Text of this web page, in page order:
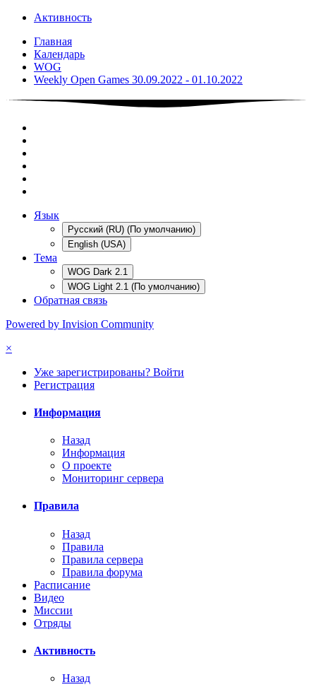
Активность
Главная
Календарь
WOG
Weekly Open Games 30.09.2022 - 01.10.2022
Язык
Русский (RU) (По умолчанию)
English (USA)
Тема
WOG Dark 2.1
WOG Light 2.1 (По умолчанию)
Обратная связь
Powered by Invision Community
×
Уже зарегистрированы? Войти
Регистрация
Информация
Назад
Информация
О проекте
Мониторинг сервера
Правила
Назад
Правила
Правила сервера
Правила форума
Расписание
Видео
Миссии
Отряды
Активность
Назад